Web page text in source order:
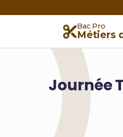
Bac Pro
Métiers
Journée